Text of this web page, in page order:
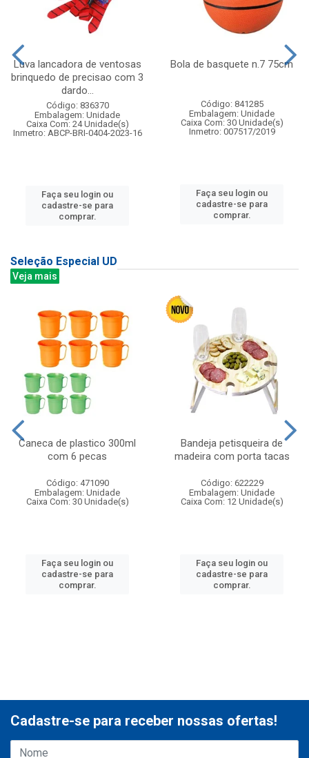
Luva lancadora de ventosas
brinquedo de precisao com 3
dardo...
Código: 836370
Embalagem: Unidade
Caixa Com: 24 Unidade(s)
Inmetro: ABCP-BRI-0404-2023-16
Faça seu login ou
cadastre-se para
comprar.
Bola de basquete n.7 75cm
Código: 841285
Embalagem: Unidade
Caixa Com: 30 Unidade(s)
Inmetro: 007517/2019
Faça seu login ou
cadastre-se para
comprar.
Seleção Especial UD
Veja mais
Caneca de plastico 300ml
com 6 pecas
Código: 471090
Embalagem: Unidade
Caixa Com: 30 Unidade(s)
Faça seu login ou
cadastre-se para
comprar.
Bandeja petisqueira de
madeira com porta tacas
Código: 622229
Embalagem: Unidade
Caixa Com: 12 Unidade(s)
Faça seu login ou
cadastre-se para
comprar.
Cadastre-se para receber nossas ofertas!